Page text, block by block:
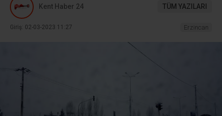
Kent Haber 24 TÜM YAZILARI
Giriş: 02-03-2023 11:27 Erzincan